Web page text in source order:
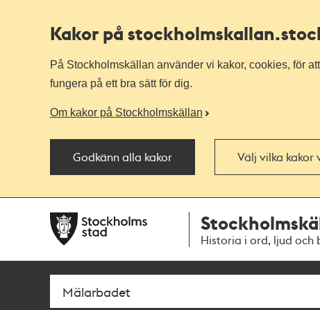
Kakor på stockholmskallan
På Stockholmskällan använder vi kakor, cookies, för
fungera på ett bra sätt för dig.
Om kakor på Stockholmskällan
Godkänn alla kakor Välj vilka kakor
navigationen
huvudinnehållet
Historia i ord, ljud och
Sök